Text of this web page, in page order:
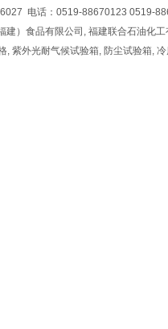
电话：0519-88670123 0519-
建）食品有限公司 , 福建联合石油化工
, 紫外光耐气候试验箱, 防尘试验箱,